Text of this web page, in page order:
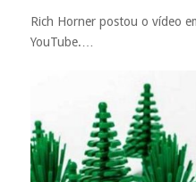
Rich Horner postou o vídeo
YouTube.…